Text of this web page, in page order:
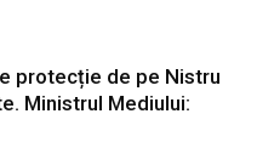
protecție de pe Nistru
Ministrul Mediului: